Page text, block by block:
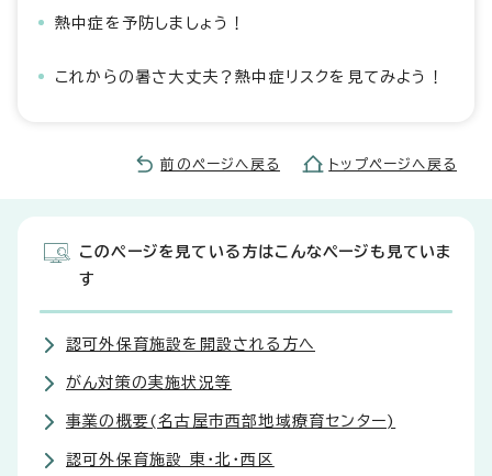
熱中症を予防しましょう！
これからの暑さ大丈夫？熱中症リスクを見てみよう！
前のページへ戻る トップページへ戻る
このページを見ている方はこんなページも見ていま
す
認可外保育施設を開設される方へ
がん対策の実施状況等
事業の概要(名古屋市西部地域療育センター)
認可外保育施設 東・北・西区